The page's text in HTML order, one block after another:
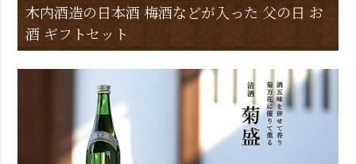
木内酒造の日本酒 梅酒などが入った 父の日 お
酒 ギフトセット